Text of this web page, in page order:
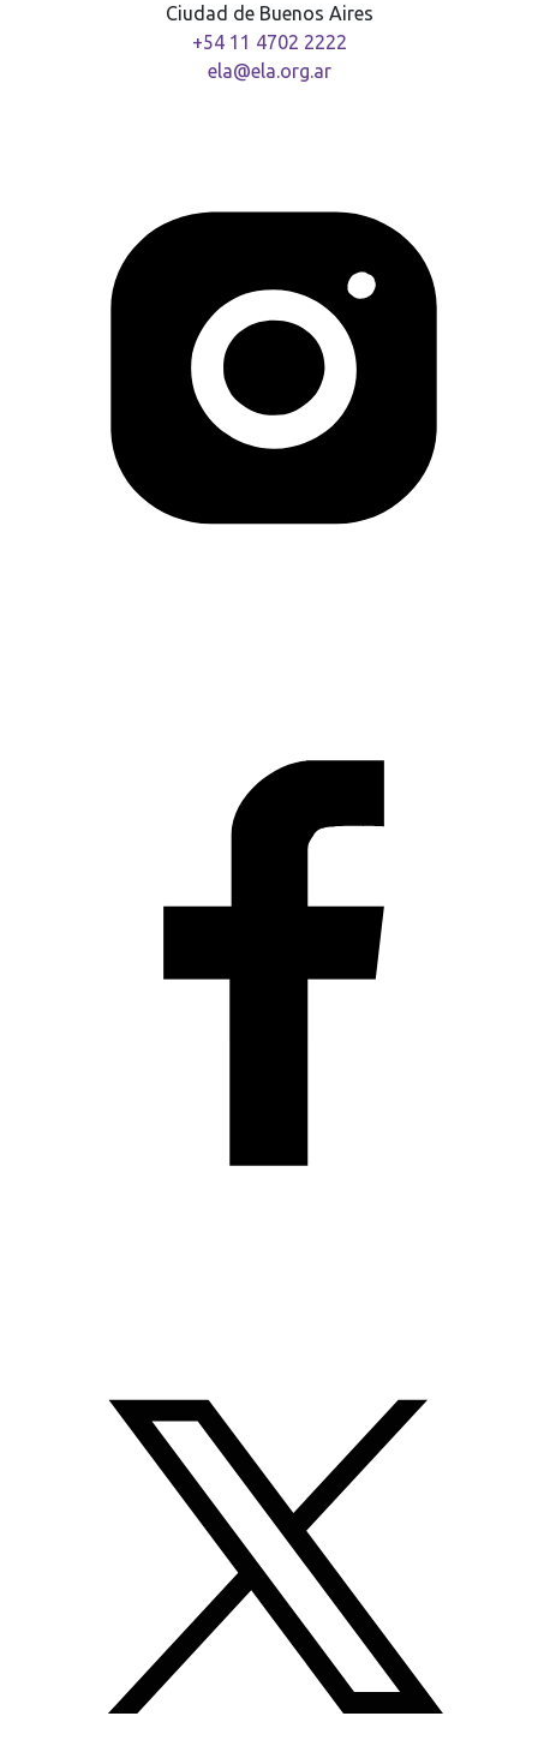
Ciudad de Buenos Aires
+54 11 4702 2222
ela@ela.org.ar